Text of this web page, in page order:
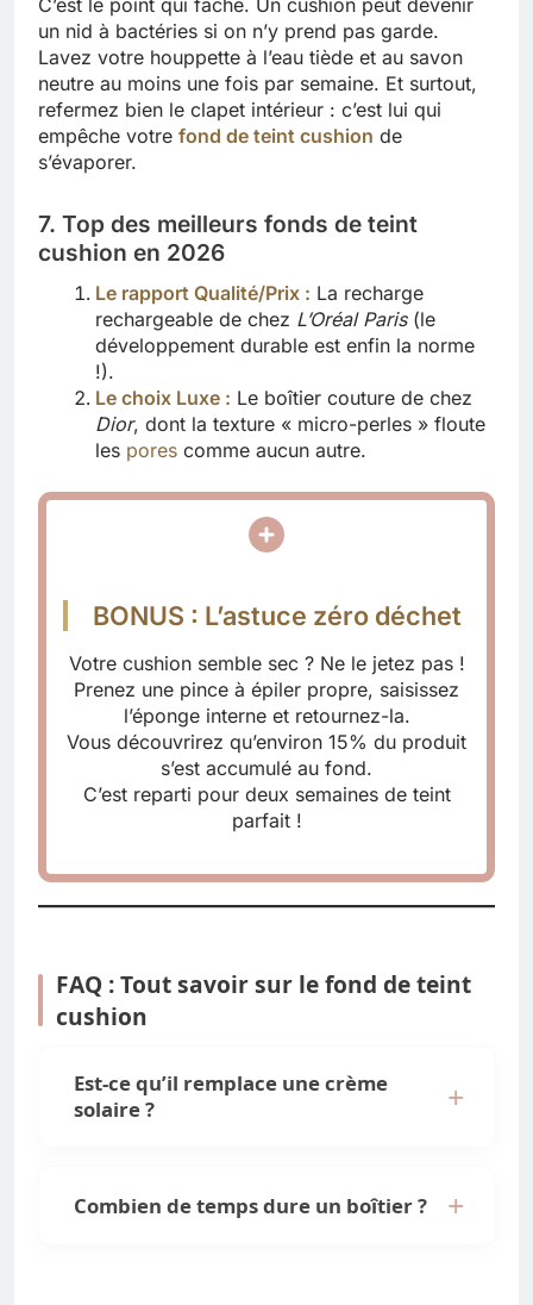
un nid à bactéries si on n’y prend pas garde.
Lavez votre houppette à l’eau tiède et au savon
neutre au moins une fois par semaine. Et surtout,
refermez bien le clapet intérieur : c’est lui qui
empêche votre fond de teint cushion de
s’évaporer.
7. Top des meilleurs fonds de teint
cushion en 2026
Le rapport Qualité/Prix : La recharge
rechargeable de chez L’Oréal Paris(le
développement durable est enfin la norme
!).
Le choix Luxe : Le boîtier couture de chez
Dior, dont la texture « micro-perles » floute
les pores comme aucun autre.
BONUS : L’astuce zéro déchet
Votre cushion semble sec ? Ne le jetez pas !
Prenez une pince à épiler propre, saisissez
l’éponge interne et retournez-la.
Vous découvrirez qu’environ 15% du produit
s’est accumulé au fond.
C’est reparti pour deux semaines de teint
parfait !
FAQ : Tout savoir sur le fond de teint
cushion
Est-ce qu’il remplace une crème
solaire ?
Combien de temps dure un boîtier ?